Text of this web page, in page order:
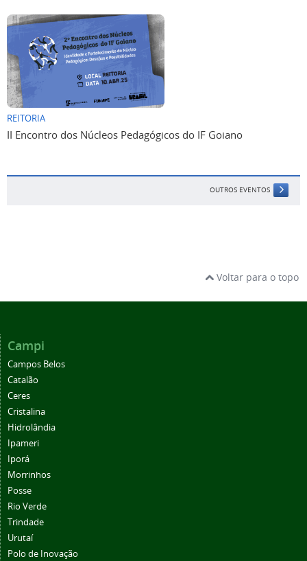
REITORIA
II Encontro dos Núcleos Pedagógicos do IF Goiano
OUTROS EVENTOS
Voltar para o topo
Campi
Campos Belos
Catalão
Ceres
Cristalina
Hidrolândia
Ipameri
Iporá
Morrinhos
Posse
Rio Verde
Trindade
Urutaí
Polo de Inovação